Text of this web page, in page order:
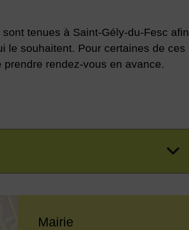
tenues à Saint-Gély-du-Fesc afin
le souhaitent. Pour certaines de ces
rendez-vous en avance.
Mairie